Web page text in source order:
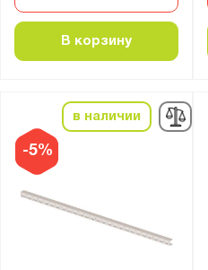
В корзину
-5%
в наличии